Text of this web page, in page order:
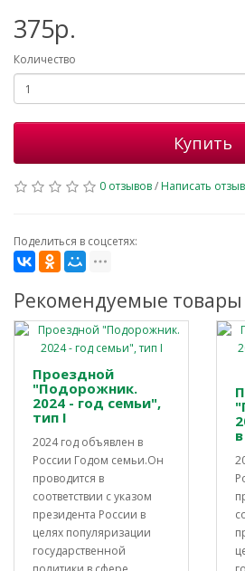
375р.
Количество
Купить
0 отзывов/Написать отзыв
Поделиться в соцсетях:
Рекомендуемые товары
Проездной
"Подорожник.
2024 - год семьи",
тип I
2024 год объявлен в
России Годом семьи.Он
проводится в
соответствии с указом
президента России в
целях популяризации
государственной